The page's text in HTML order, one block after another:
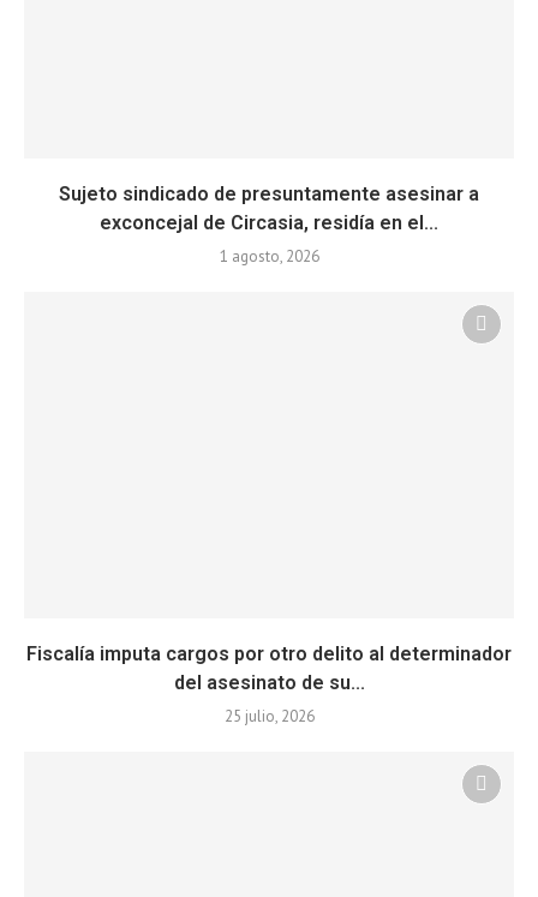
Sujeto sindicado de presuntamente asesinar a
exconcejal de Circasia, residía en el...
1 agosto, 2026
Fiscalía imputa cargos por otro delito al determinador
del asesinato de su...
25 julio, 2026